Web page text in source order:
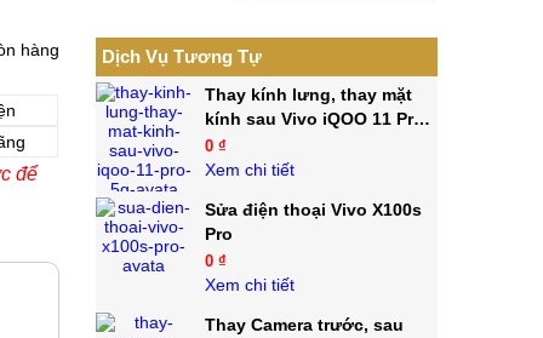
hàng
để
Dịch Vụ Tương Tự
Thay kính lưng, thay mặt
kính sau Vivo iQOO 11 Pro
5G
0 ₫
Xem chi tiết
Sửa điện thoại Vivo X100s
Pro
0 ₫
Xem chi tiết
Thay Camera trước, sau